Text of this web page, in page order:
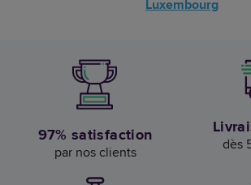
Luxembourg
97% satisfaction
par nos clients dès